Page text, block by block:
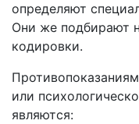
определяют
Они же подбирают
кодировки.
или
являются: